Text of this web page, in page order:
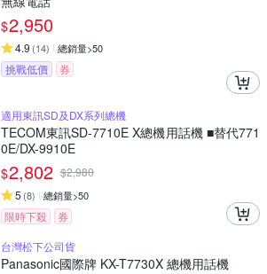
$2,950
4.9 (14) 總銷量>50
挑戰低價 券
適用東訊SD及DX系列總機
TECOM東訊SD-7710E X總機用話機 ■替代771
0E/DX-9910E
$2,802 $2,980
5 (8) 總銷量>50
限時下殺
券
台灣松下公司貨
Panasonic國際牌 KX-T7730X 總機用話機